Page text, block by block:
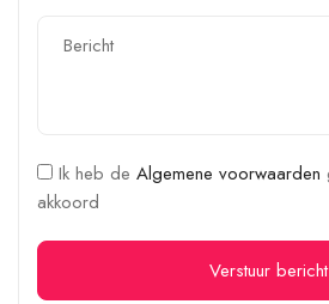
Ik heb de Algemene voorwaarden
akkoord
Verstuur bericht